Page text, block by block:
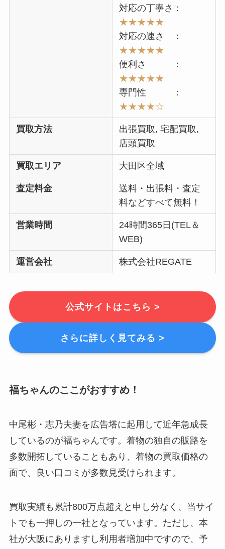
対応の丁寧さ：
★★★★★
対応の速さ ：
★★★★★
便利さ ：
★★★★★
専門性 ：
★★★★☆
買取方法
出張買取, 宅配買取,
店頭買取
買取エリア 大田区全域
査定料金
送料・出張料・査定
料などすべて無料！
営業時間
24時間365日(TEL＆
WEB)
運営会社 株式会社REGATE
公式サイトはこちら >
さらに詳しく見てみる >
福ちゃんのここがおすすめ！
中尾彬・志乃夫妻を広告塔に起用して近年急成長
しているのが福ちゃんです。 着物の独自の販路を
多数開拓していることもあり、着物の買取価格の
面で、良い口コミが多数 見受けられます。
買取実績も累計800万点超えと申し分なく、当サイ
トでも一押しの一社 となっています。ただし、本
社が大阪にありますし利用者増加中ですので、予